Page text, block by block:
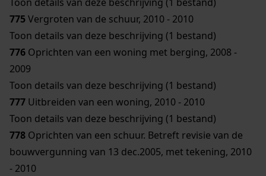
775Vergroten van de schuur, 2010 - 2010
Toon details van deze beschrijving (1 bestand)
776 Oprichten van een woning met berging, 2008 -
2009
Toon details van deze beschrijving (1 bestand)
777 Uitbreiden van een woning, 2010 - 2010
Toon details van deze beschrijving (1 bestand)
778 Oprichten van een schuur. Betreft revisie van de
bouwvergunning van 13 dec.2005, met tekening, 2010
- 2010